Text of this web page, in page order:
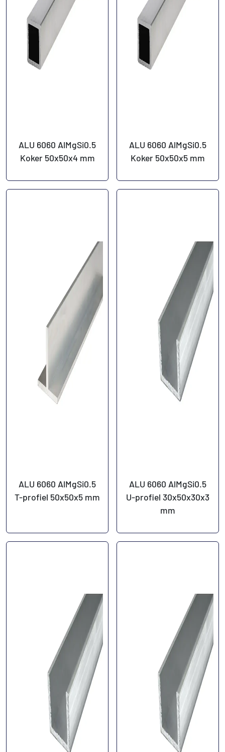
ALU 6060 AlMgSi0.5
Koker 50x50x4 mm
ALU 6060 AlMgSi0.5
Koker 50x50x5 mm
ALU 6060 AlMgSi0.5
T-profiel 50x50x5 mm
ALU 6060 AlMgSi0.5
U-profiel 30x50x30x3
mm